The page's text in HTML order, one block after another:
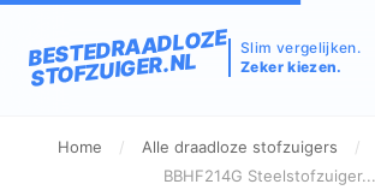
BESTEDRAADLOZE
STOFZUIGER.NL
Slim vergelijken.
Zeker kiezen.
Home / Alle draadloze stofzuigers /
BBHF214G Steelstofzuiger...